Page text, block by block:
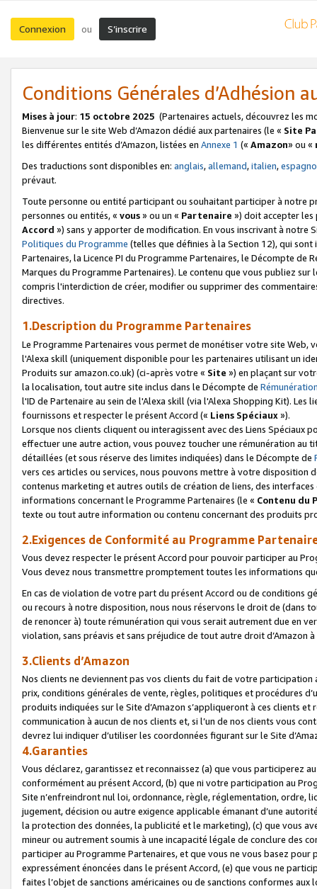
Connexion ou S’inscrire
Conditions Générales d’Adhésion
Mises à jour: 15 octobre 2025 (Partenaires actuels, découvrez les
Bienvenue sur le site Web d’Amazon dédié aux partenaires (le « Site
les différentes entités d’Amazon, listées en Annexe 1 (« Amazon» ou «
Des traductions sont disponibles en: anglais,allemand,italien,
prévaut.
Toute personne ou entité participant ou souhaitant participer à notre
personnes ou entités, « vous» ou un « Partenaire ») doit accepter les
Accord ») sans y apporter de modification. En vous inscrivant à notre
Politiques du Programme (telles que définies à la Section 12), qui
Partenaires, la Licence PI du Programme Partenaires, le Décompte de
Marques du Programme Partenaires). Le contenu que vous publiez
compris l'interdiction de créer, modifier ou supprimer des
directives.
1.Description du Programme Partenaires
Le Programme Partenaires vous permet de monétiser votre site Web,
l'Alexa skill (uniquement disponible pour les partenaires utilisant un
Produits sur amazon.co.uk) (ci-après votre « Site ») en plaçant sur
la localisation, tout autre site inclus dans le Décompte de
l'ID de Partenaire au sein de l'Alexa skill (via l'Alexa Shopping Kit).
fournissons et respecter le présent Accord (« Liens Spéciaux»).
Lorsque nos clients cliquent ou interagissent avec des Liens Spéciaux
effectuer une autre action, vous pouvez toucher une rémunération
détaillées (et sous réserve des limites indiquées) dans le Décompte de
vers ces articles ou services, nous pouvons mettre à votre disposition
contenus marketing et autres outils de création de liens, des
informations concernant le Programme Partenaires (le « Contenu du
texte ou tout autre information ou contenu concernant des produits
2.Exigences de Conformité au Programme
Vous devez respecter le présent Accord pour pouvoir participer au
Vous devez nous transmettre promptement toutes les informations
En cas de violation de votre part du présent Accord ou de conditions
ou recours à notre disposition, nous nous réservons le droit de (dans
de renoncer à) toute rémunération qui vous serait autrement due en
violation, sans préavis et sans préjudice de tout autre droit
3.Clients d’Amazon
Nos clients ne deviennent pas vos clients du fait de votre
prix, conditions générales de vente, règles, politiques et procédures
produits indiquées sur le Site d’Amazon s’appliqueront à ces clients
communication à aucun de nos clients et, si l’un de nos clients vous
devrez lui indiquer d’utiliser les coordonnées figurant sur le Site
4.Garanties
Vous déclarez, garantissez et reconnaissez (a) que vous participerez
conformément au présent Accord, (b) que ni votre participation au
Site n’enfreindront nul loi, ordonnance, règle, réglementation, ordre,
jugement, décision ou autre exigence applicable émanant d’une
la protection des données, la publicité et le marketing), (c) que vous
mineur ou autrement soumis à une incapacité légale de conclure des
participer au Programme Partenaires, et que vous ne vous basez
expressément énoncées dans le présent Accord, (e) que vous ne
faites l’objet de sanctions américaines ou de sanctions conformes